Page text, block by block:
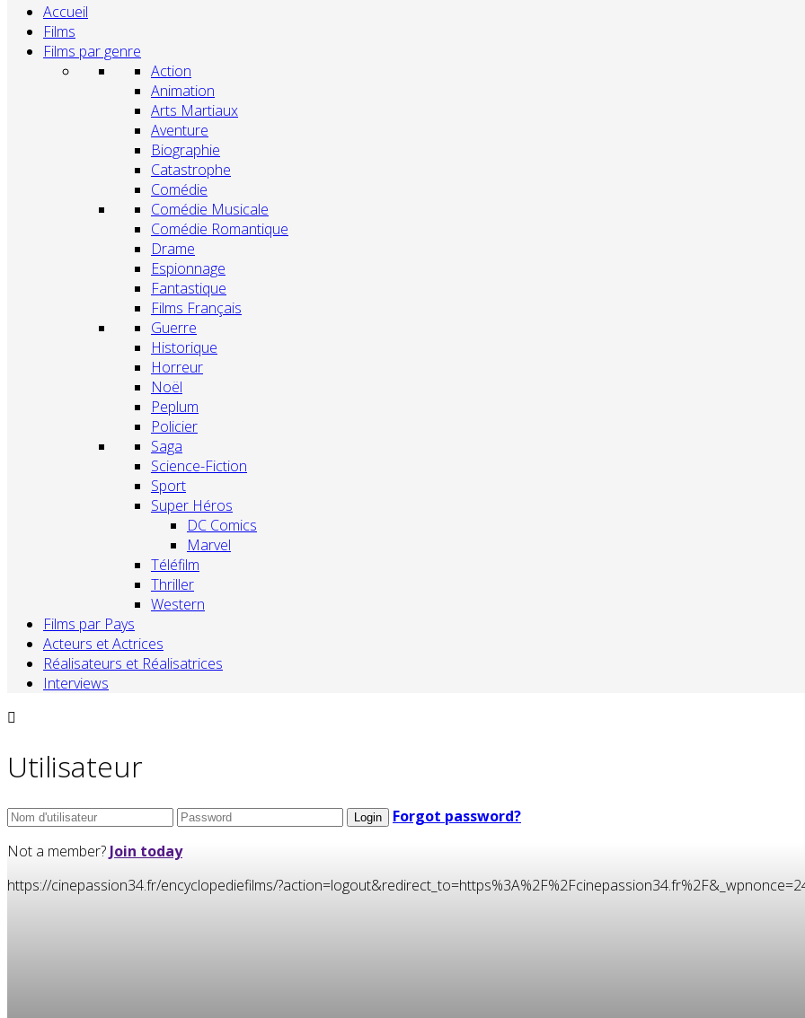
Accueil
Films
Films par genre
Action
Animation
Arts Martiaux
Aventure
Biographie
Catastrophe
Comédie
Comédie Musicale
Comédie Romantique
Drame
Espionnage
Fantastique
Films Français
Guerre
Historique
Horreur
Noël
Peplum
Policier
Saga
Science-Fiction
Sport
Super Héros
DC Comics
Marvel
Téléfilm
Thriller
Western
Films par Pays
Acteurs et Actrices
Réalisateurs et Réalisatrices
Interviews
Utilisateur
Forgot password?
Not a member? Join today
https://cinepassion34.fr/encyclopediefilms/